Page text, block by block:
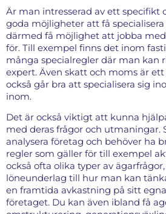
Är man intresserad av ett specifikt
goda möjligheter att få
därmed få möjlighet att jobba
för. Till exempel finns det inom
många specialregler där man kan
expert. Även skatt och moms är
också går bra att specialisera sig
inom.
Det är också viktigt att kunna
med deras frågor och utmaningar.
analysera företag och behöver ha
regler som gäller för till exempel
också ofta olika typer av
löneunderlag till hur man kan
en framtida avkastning på sitt
företaget. Du kan även ibland få